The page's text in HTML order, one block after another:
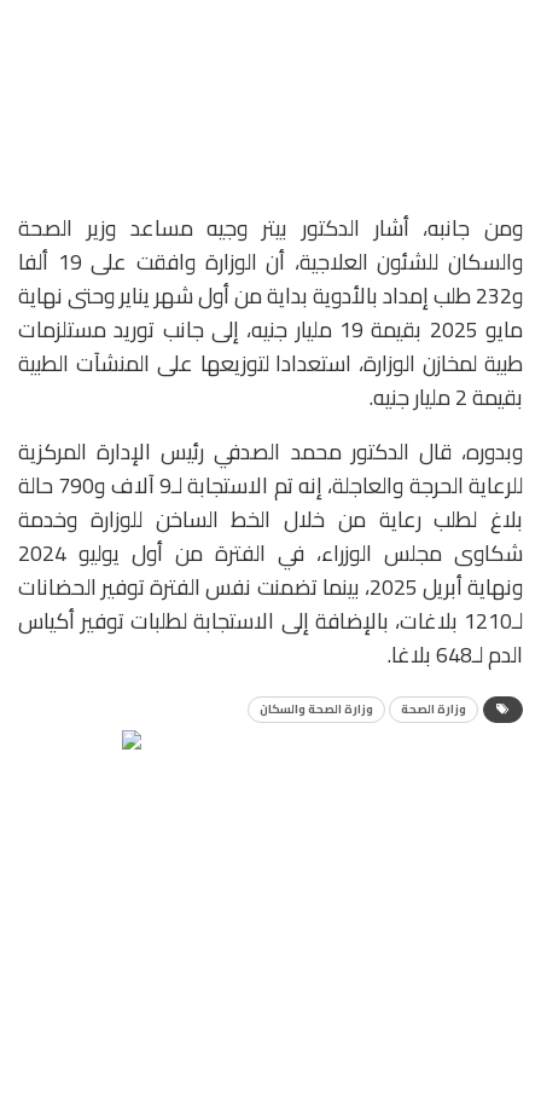
ومن جانبه، أشار الدكتور بيتر وجيه مساعد وزير الصحة
والسكان للشئون العلاجية، أن الوزارة وافقت على 19 ألفا
و232 طلب إمداد بالأدوية بداية من أول شهر يناير وحتى نهاية
مايو 2025 بقيمة 19 مليار جنيه، إلى جانب توريد مستلزمات
طبية لمخازن الوزارة، استعدادا لتوزيعها على المنشآت الطبية
بقيمة 2 مليار جنيه.
وبدوره، قال الدكتور محمد الصدفي رئيس الإدارة المركزية
للرعاية الحرجة والعاجلة، إنه تم الاستجابة لـ9 آلاف و790 حالة
بلاغ لطلب رعاية من خلال الخط الساخن للوزارة وخدمة
شكاوى مجلس الوزراء، في الفترة من أول يوليو 2024
ونهاية أبريل 2025، بينما تضمنت نفس الفترة توفير الحضانات
لـ1210 بلاغات، بالإضافة إلى الاستجابة لطلبات توفير أكياس
الدم لـ648 بلاغا.
وزارة الصحة وزارة الصحة والسكان